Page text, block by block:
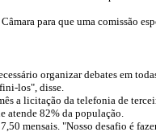
para que uma comissão
organizar debates em
los", disse.
a licitação da telefonia de
atende 82% da população.
mensais. "Nosso desafio é